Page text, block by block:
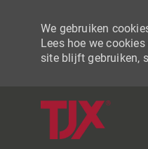
We gebruiken
Lees hoe we
site blijft gebruiken,